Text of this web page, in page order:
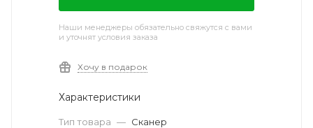
Наши менеджеры обязательно свяжутся с вами
и уточнят условия заказа
Хочу в подарок
Характеристики
Тип товара — Сканер